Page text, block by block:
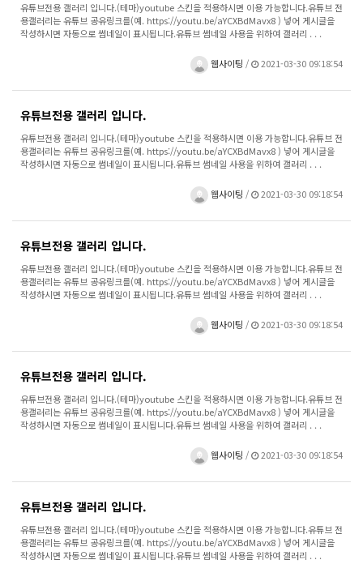
유튜브전용 갤러리 입니다.(테마)youtube 스킨을 적용하시면 이용 가능합니다.유튜브 전
용갤러리는 유튜브 공유링크를(예. https://youtu.be/aYCXBdMavx8 ) 넣어 게시글을
작성하시면 자동으로 썸네일이 표시됩니다.유튜브 썸네일 사용을 위하여 갤러리 . . .
웹사이팅 / 2021-03-30 09:18:54
유튜브전용 갤러리 입니다.
유튜브전용 갤러리 입니다.(테마)youtube 스킨을 적용하시면 이용 가능합니다.유튜브 전
용갤러리는 유튜브 공유링크를(예. https://youtu.be/aYCXBdMavx8 ) 넣어 게시글을
작성하시면 자동으로 썸네일이 표시됩니다.유튜브 썸네일 사용을 위하여 갤러리 . . .
웹사이팅 / 2021-03-30 09:18:54
유튜브전용 갤러리 입니다.
유튜브전용 갤러리 입니다.(테마)youtube 스킨을 적용하시면 이용 가능합니다.유튜브 전
용갤러리는 유튜브 공유링크를(예. https://youtu.be/aYCXBdMavx8 ) 넣어 게시글을
작성하시면 자동으로 썸네일이 표시됩니다.유튜브 썸네일 사용을 위하여 갤러리 . . .
웹사이팅 / 2021-03-30 09:18:54
유튜브전용 갤러리 입니다.
유튜브전용 갤러리 입니다.(테마)youtube 스킨을 적용하시면 이용 가능합니다.유튜브 전
용갤러리는 유튜브 공유링크를(예. https://youtu.be/aYCXBdMavx8 ) 넣어 게시글을
작성하시면 자동으로 썸네일이 표시됩니다.유튜브 썸네일 사용을 위하여 갤러리 . . .
웹사이팅 / 2021-03-30 09:18:54
유튜브전용 갤러리 입니다.
유튜브전용 갤러리 입니다.(테마)youtube 스킨을 적용하시면 이용 가능합니다.유튜브 전
용갤러리는 유튜브 공유링크를(예. https://youtu.be/aYCXBdMavx8 ) 넣어 게시글을
작성하시면 자동으로 썸네일이 표시됩니다.유튜브 썸네일 사용을 위하여 갤러리 . . .